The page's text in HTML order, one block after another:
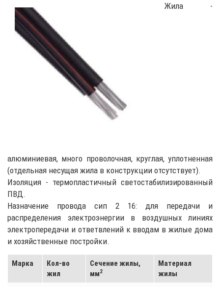
Жила -
алюминиевая, много проволочная, круглая, уплотненная
(отдельная несущая жила в конструкции отсутствует).
Изоляция - термопластичный светостабилизированный
ПВД.
Назначение провода сип 2 16: для передачи и
распределения электроэнергии в воздушных линиях
электропередачи и ответвлений к вводам в жилые дома
и хозяйственные постройки.
Марка
Кол-во
жил
Сечение жилы,
мм2
Материал
жилы